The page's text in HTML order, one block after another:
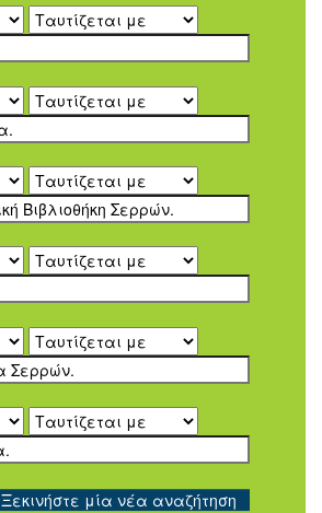
Ξεκινήστε μία νέα αναζήτηση